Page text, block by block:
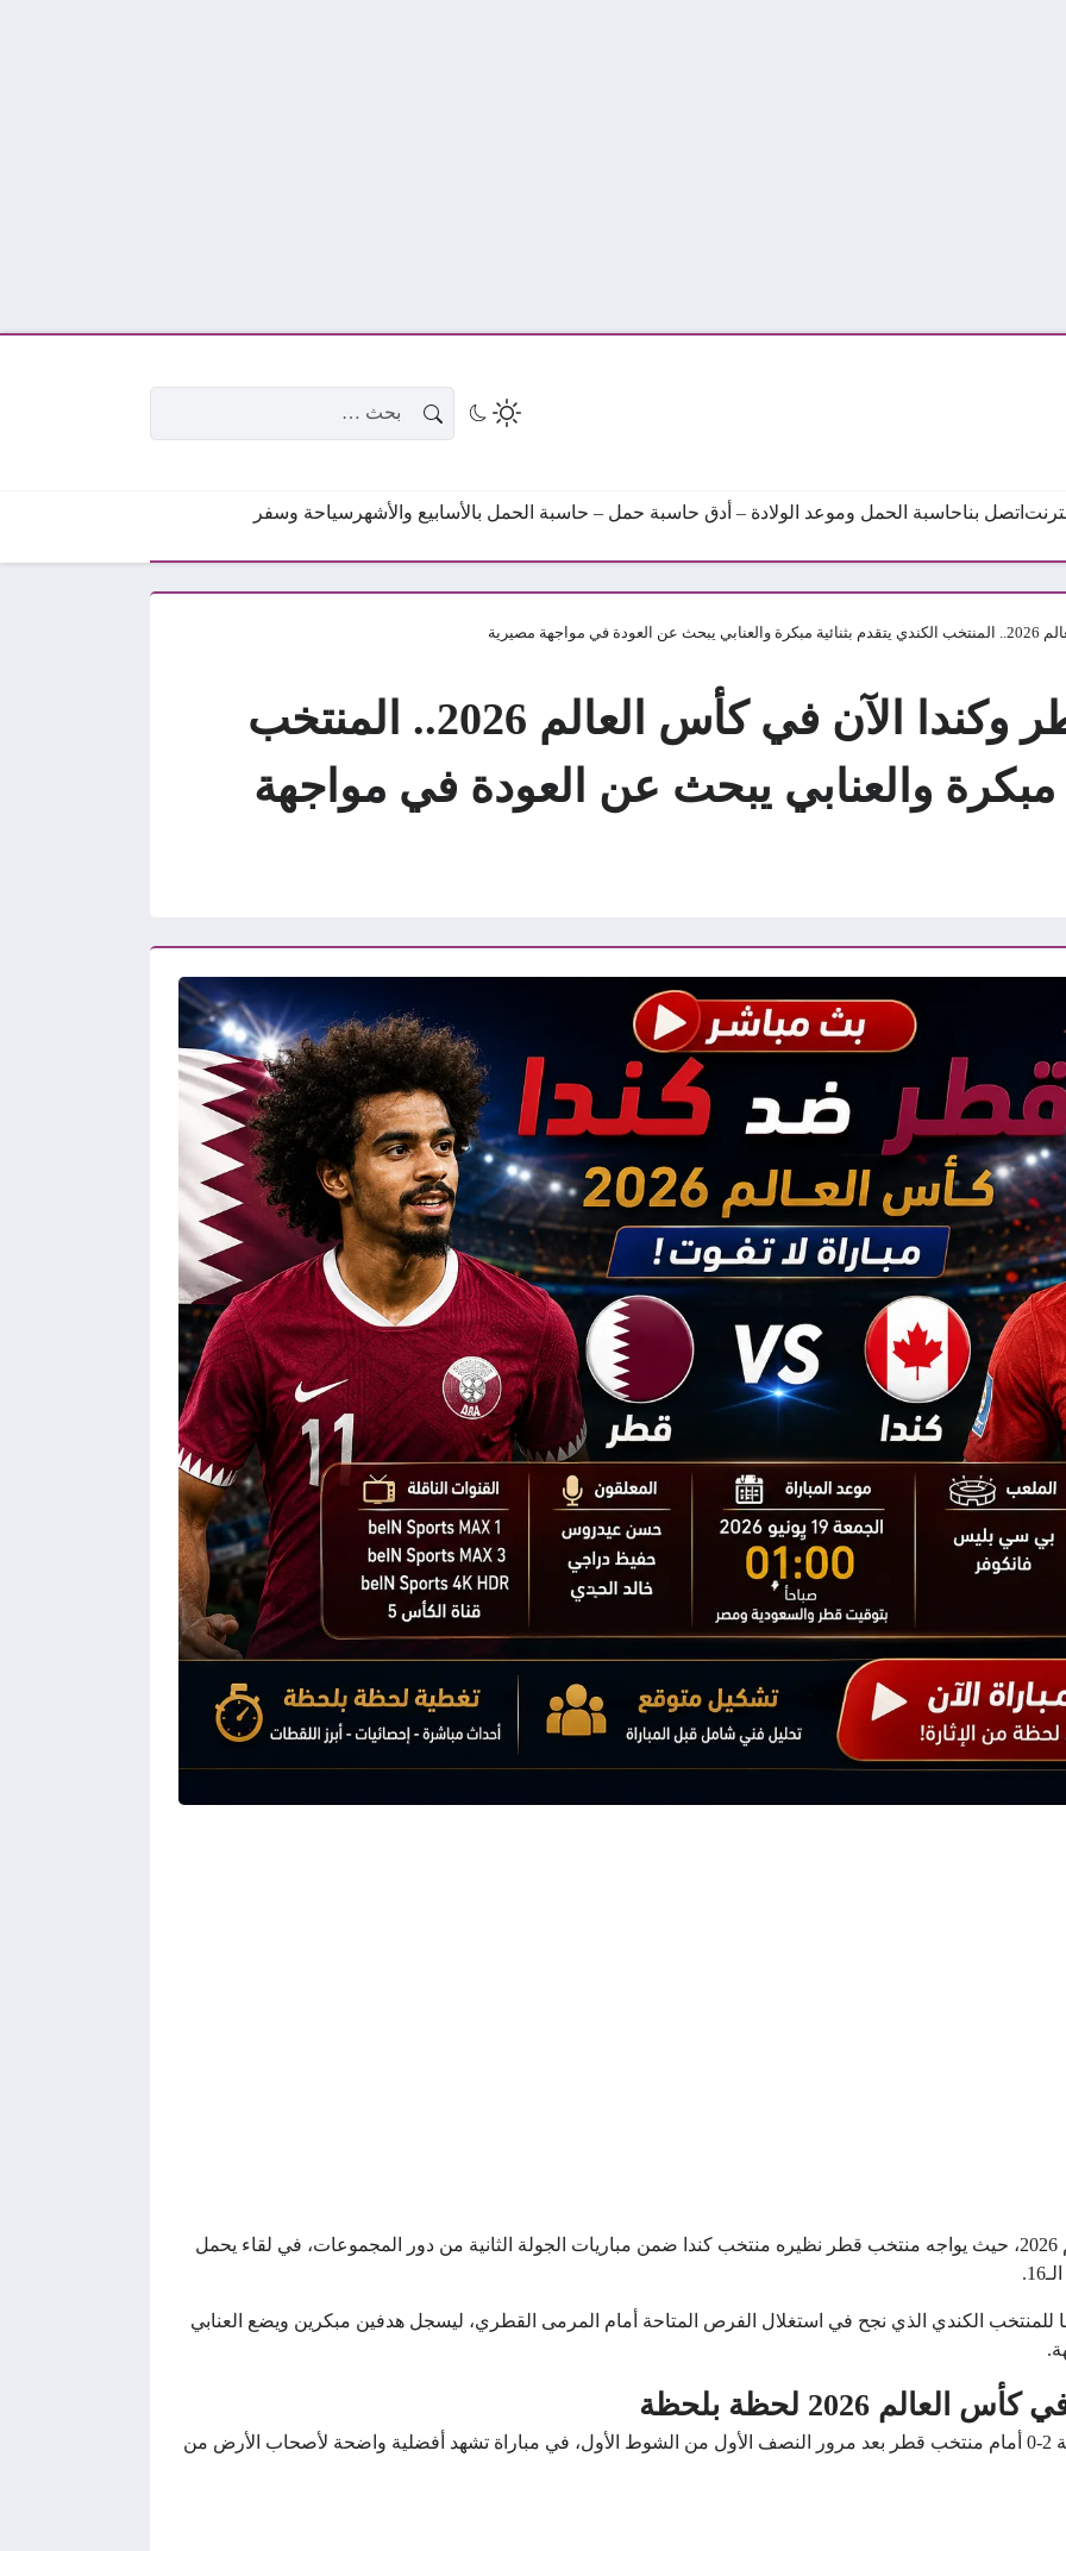
اتصل بناحاسبة الحمل وموعد الولادة – أدق حاسبة حمل – حاسبة الحمل بالأسابيع والأشهر سياحة وسفر
مصيرية
بث مباشر مباراة قطر وكندا الآن في كأس العالم 2026.. المنتخب
مبكرة والعنابي يبحث عن العودة في مواجهة
تتواصل الإثارة في منافسات بطولة كأس العالم 2026، حيث يواجه منتخب قطر نظيره منتخب كندا ضمن مباريات الجولة الثانية من دور المجموعات، في لقاء يحمل
للمنتخب الكندي الذي نجح في استغلال الفرص المتاحة أمام المرمى القطري، ليسجل هدفين مبكرين ويضع العنابي
2026 لحظة بلحظة
تشير النتيجة الحالية إلى تقدم منتخب كندا بنتيجة 2-0 أمام منتخب قطر بعد مرور النصف الأول من الشوط الأول، في مباراة تشهد أفضلية واضحة لأصحاب الأرض من